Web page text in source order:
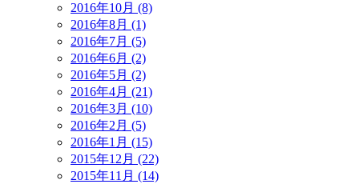
2016年10月 (8)
2016年8月 (1)
2016年7月 (5)
2016年6月 (2)
2016年5月 (2)
2016年4月 (21)
2016年3月 (10)
2016年2月 (5)
2016年1月 (15)
2015年12月 (22)
2015年11月 (14)